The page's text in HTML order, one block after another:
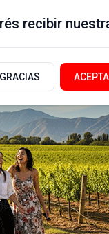
recibir